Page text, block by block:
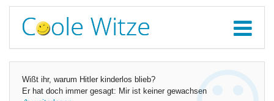
Wißt ihr, warum Hitler kinderlos blieb?
Er hat doch immer gesagt: Mir ist keiner gewachsen